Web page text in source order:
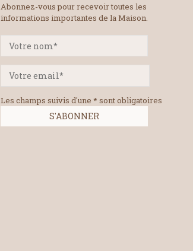
Abonnez-vous pour recevoir toutes les
informations importantes de la Maison.
Les champs suivis d'une * sont obligatoires